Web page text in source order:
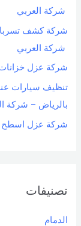
شركة العربي
شركة العربي
شركة عزل خزانات بحائل – 0551154864
تنظيف سيارات
بالرياض – شركة
شركة عزل اسطح بحائل – 0551154864
تصنيفات
الدمام